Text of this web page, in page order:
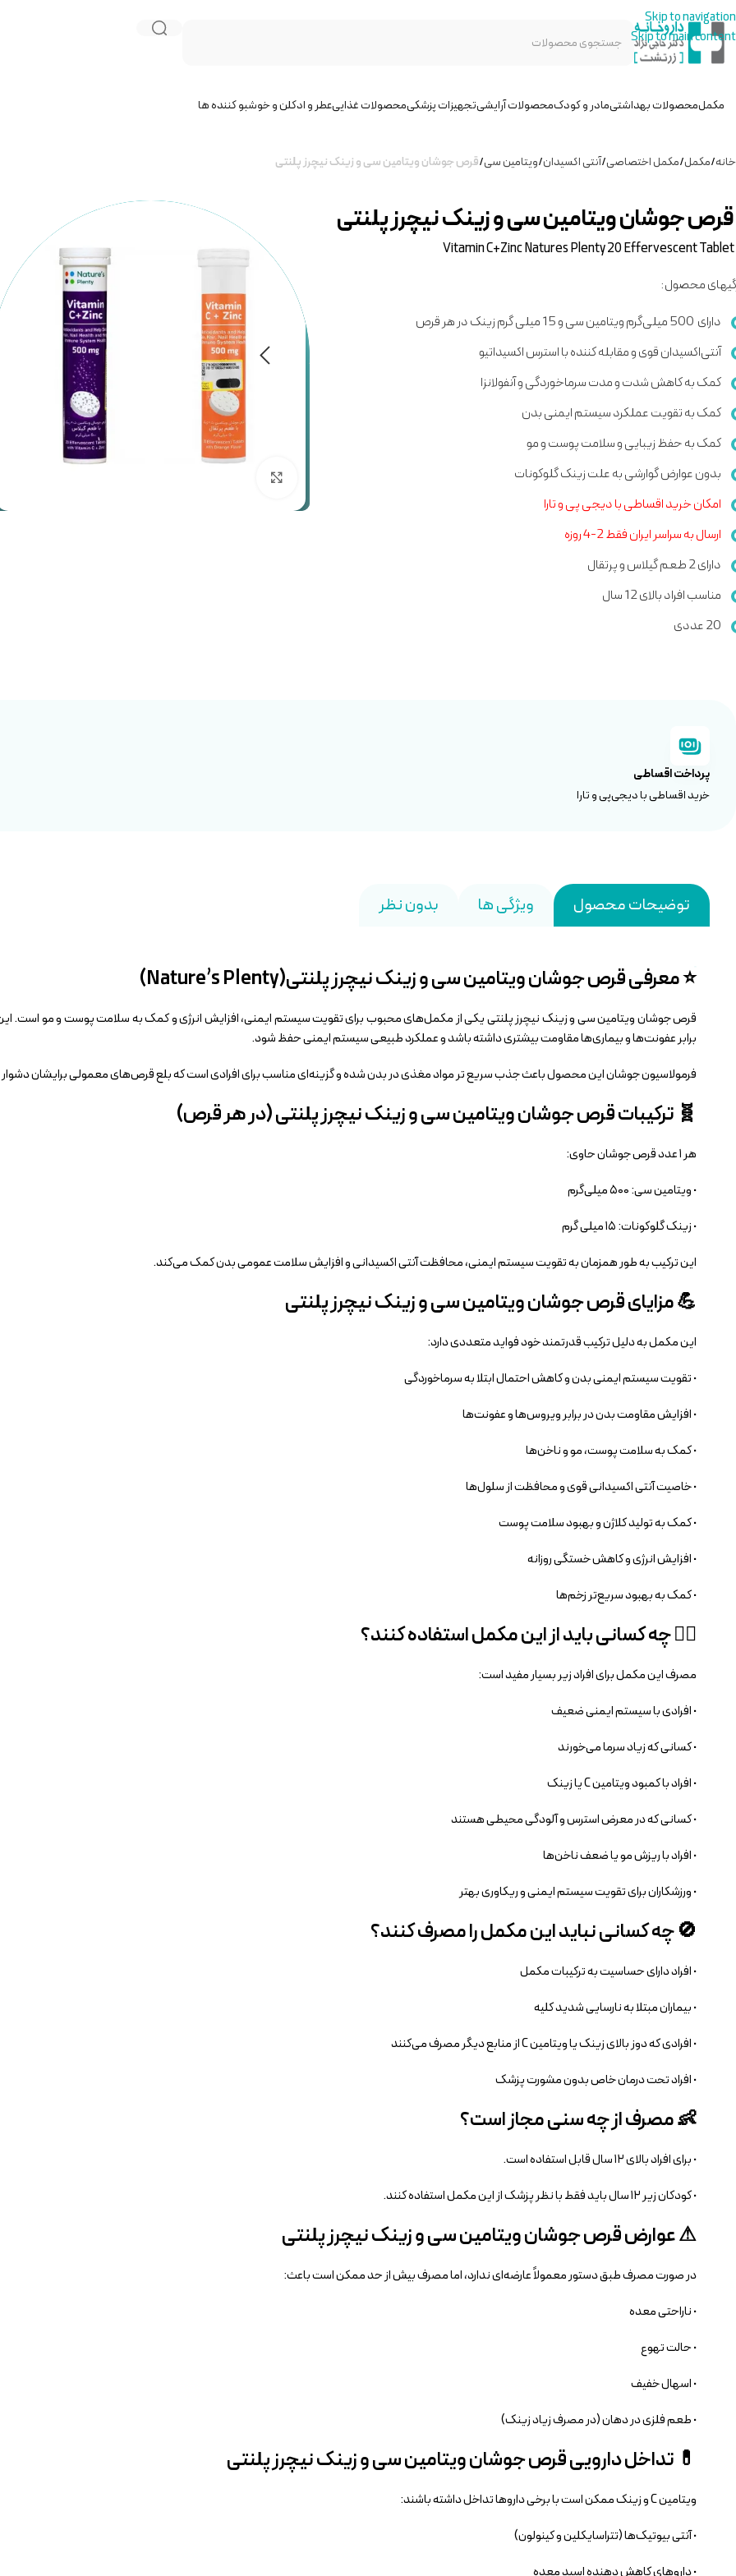
Skip to navigation
Skip to main content
مکملمحصولات بهداشتیمادر و کودکمحصولات آرایشیتجهیزات پزشکیمحصولات غذاییعطر و ادکلن و خوشبو کننده ها
خانه/مکمل/مکمل اختصاصی/آنتی اکسیدان/ویتامین سی/قرص جوشان ویتامین سی و زینک نیچرز پلنتی
قرص جوشان ویتامین سی و زینک نیچرز پلنتی
Vitamin C+Zinc Natures Plenty 20 Effervescent Tablet
محصول:
دارای 500 میلی‌گرم ویتامین سی و 15 میلی گرم زینک در هر قرص
آنتی‌اکسیدان قوی و مقابله کننده با استرس اکسیداتیو
کمک به کاهش شدت و مدت سرماخوردگی و آنفولانزا
کمک به تقویت عملکرد سیستم ایمنی بدن
کمک به حفظ زیبایی و سلامت پوست و مو
بدون عوارض گوارشی به علت زینک گلوکونات
امکان خرید اقساطی با دیجی پی و تارا
ارسال به سراسر ایران فقط 2-4 روزه
دارای 2 طعم گیلاس و پرتقال
مناسب افراد بالای 12 سال
20 عددی
پرداخت اقساطی
خرید اقساطی با دیجی‌پی و تارا
توضیحات محصول ویژگی ها بدون نظر
⭐ معرفی قرص جوشان ویتامین سی و زینک نیچرز پلنتی(Nature’s Plenty)
برابر عفونت‌ها و بیماری‌ها مقاومت بیشتری داشته باشد و عملکرد طبیعی سیستم ایمنی حفظ شود.
فرمولاسیون جوشان این محصول باعث جذب سریع‌ تر مواد مغذی در بدن شده و گزینه‌ای مناسب برای افرادی است که بلع قرص‌های معمولی برایشان
🧬 ترکیبات قرص جوشان ویتامین سی و زینک نیچرز پلنتی (در هر قرص)
هر ۱ عدد قرص جوشان حاوی:
• ویتامین سی: ۵۰۰ میلی‌گرم
• زینک گلوکونات: ۱۵ میلی گرم
این ترکیب به طور همزمان به تقویت سیستم ایمنی، محافظت آنتی‌ اکسیدانی و افزایش سلامت عمومی بدن کمک می‌کند.
💪 مزایای قرص جوشان ویتامین سی و زینک نیچرز پلنتی
این مکمل به دلیل ترکیب قدرتمند خود فواید متعددی دارد:
• تقویت سیستم ایمنی بدن و کاهش احتمال ابتلا به سرماخوردگی
• افزایش مقاومت بدن در برابر ویروس‌ها و عفونت‌ها
• کمک به سلامت پوست، مو و ناخن‌ها
• خاصیت آنتی‌ اکسیدانی قوی و محافظت از سلول‌ها
• کمک به تولید کلاژن و بهبود سلامت پوست
• افزایش انرژی و کاهش خستگی روزانه
• کمک به بهبود سریع‌تر زخم‌ها
🧑‍⚕️ چه کسانی باید از این مکمل استفاده کنند؟
مصرف این مکمل برای افراد زیر بسیار مفید است:
• افرادی با سیستم ایمنی ضعیف
• کسانی که زیاد سرما می‌خورند
• افراد با کمبود ویتامین C یا زینک
• کسانی که در معرض استرس و آلودگی محیطی هستند
• افراد با ریزش مو یا ضعف ناخن‌ها
• ورزشکاران برای تقویت سیستم ایمنی و ریکاوری بهتر
🚫 چه کسانی نباید این مکمل را مصرف کنند؟
• افراد دارای حساسیت به ترکیبات مکمل
• بیماران مبتلا به نارسایی شدید کلیه
• افرادی که دوز بالای زینک یا ویتامین C از منابع دیگر مصرف می‌کنند
• افراد تحت درمان خاص بدون مشورت پزشک
👶 مصرف از چه سنی مجاز است؟
• برای افراد بالای ۱۲ سال قابل استفاده است.
• کودکان زیر ۱۲ سال باید فقط با نظر پزشک از این مکمل استفاده کنند.
⚠ عوارض قرص جوشان ویتامین سی و زینک نیچرز پلنتی
در صورت مصرف طبق دستور معمولاً عارضه‌ای ندارد، اما مصرف بیش از حد ممکن است باعث:
• ناراحتی معده
• حالت تهوع
• اسهال خفیف
• طعم فلزی در دهان (در مصرف زیاد زینک)
💊 تداخل دارویی قرص جوشان ویتامین سی و زینک نیچرز پلنتی
ویتامین C و زینک ممکن است با برخی داروها تداخل داشته باشند:
• آنتی‌ بیوتیک‌ها (تتراسایکلین و کینولون)